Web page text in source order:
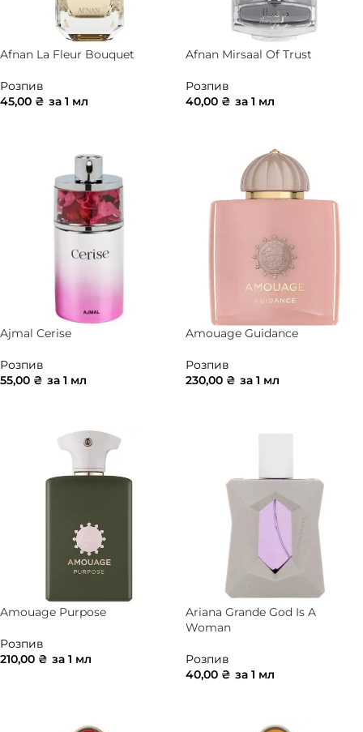
Afnan La Fleur Bouquet
Розпив
45,00 ₴ за 1 мл
Afnan Mirsaal Of Trust
Розпив
40,00 ₴ за 1 мл
Ajmal Cerise
Розпив
55,00 ₴ за 1 мл
Amouage Guidance
Розпив
230,00 ₴ за 1 мл
Amouage Purpose
Розпив
210,00 ₴ за 1 мл
Ariana Grande God Is A
Woman
Розпив
40,00 ₴ за 1 мл